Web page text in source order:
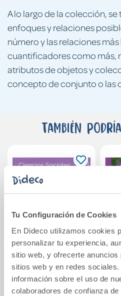
Tu Configuración de Cookies
En Dideco utilizamos cookies
personalizar tu experiencia,
sitio web, y ofrecerte anuncios
sitios web y en redes
información sobre el uso de
colaboradores de confianza
A lo largo de la colección,
enfoques y relaciones
número y las relaciones
cuantificadores como más,
atributos de objetos y
concepto de conjunto o las
También
C. Sociales 6prm
CM C-León